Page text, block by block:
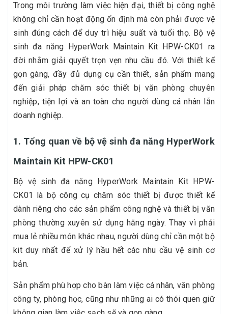
Trong môi trường làm việc hiện đại, thiết bị công nghệ
không chỉ cần hoạt động ổn định mà còn phải được vệ
sinh đúng cách để duy trì hiệu suất và tuổi thọ. Bộ vệ
sinh đa năng HyperWork Maintain Kit HPW-CK01 ra
đời nhằm giải quyết trọn vẹn nhu cầu đó. Với thiết kế
gọn gàng, đầy đủ dụng cụ cần thiết, sản phẩm mang
đến giải pháp chăm sóc thiết bị văn phòng chuyên
nghiệp, tiện lợi và an toàn cho người dùng cá nhân lẫn
doanh nghiệp.
1. Tổng quan về bộ vệ sinh đa năng HyperWork
Maintain Kit HPW-CK01
Bộ vệ sinh đa năng HyperWork Maintain Kit HPW-
CK01 là bộ công cụ chăm sóc thiết bị được thiết kế
dành riêng cho các sản phẩm công nghệ và thiết bị văn
phòng thường xuyên sử dụng hằng ngày. Thay vì phải
mua lẻ nhiều món khác nhau, người dùng chỉ cần một bộ
kit duy nhất để xử lý hầu hết các nhu cầu vệ sinh cơ
bản.
Sản phẩm phù hợp cho bàn làm việc cá nhân, văn phòng
công ty, phòng học, cũng như những ai có thói quen giữ